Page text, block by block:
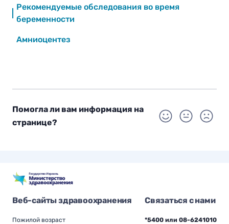
Рекомендуемые обследования во время
беременности
Амниоцентез
Помогла ли вам информация на
странице?
Веб-сайты здравоохранения
Пожилой возраст
Связаться с нами
*5400 или 08-6241010